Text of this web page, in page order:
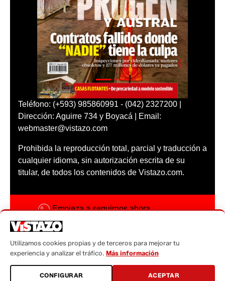
Teléfono: (+593) 985860991 - (042) 2327200 |
Dirección: Aguirre 734 y Boyacá | Email:
webmaster@vistazo.com
Prohibida la reproducción total, parcial y traducción a
cualquier idioma, sin autorización escrita de su
titular, de todos los contenidos de Vistazo.com.
Empieza a seguirnos ahora
Código ética
Sugerencias a:
sugerencias@vistazo.com
Utilizamos cookies propias y de terceros para mejorar tu
experiencia y analizar el tráfico. Más información
CONFIGURAR ACEPTAR